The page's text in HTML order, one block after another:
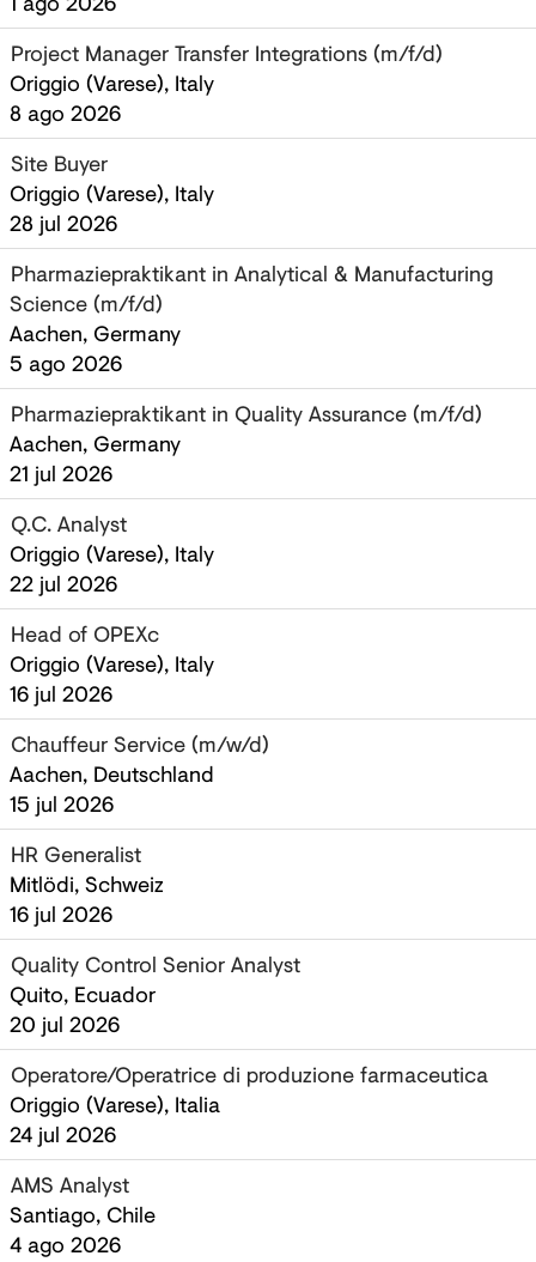
Project Manager Transfer Integrations (m/f/d)
Origgio (Varese), Italy
8 ago 2026
Site Buyer
Origgio (Varese), Italy
28 jul 2026
Pharmaziepraktikant in Analytical & Manufacturing
Science (m/f/d)
Aachen, Germany
5 ago 2026
Pharmaziepraktikant in Quality Assurance (m/f/d)
Aachen, Germany
21 jul 2026
Q.C. Analyst
Origgio (Varese), Italy
22 jul 2026
Head of OPEXc
Origgio (Varese), Italy
16 jul 2026
Chauffeur Service (m/w/d)
Aachen, Deutschland
15 jul 2026
HR Generalist
Mitlödi, Schweiz
16 jul 2026
Quality Control Senior Analyst
Quito, Ecuador
20 jul 2026
Operatore/Operatrice di produzione farmaceutica
Origgio (Varese), Italia
24 jul 2026
AMS Analyst
Santiago, Chile
4 ago 2026